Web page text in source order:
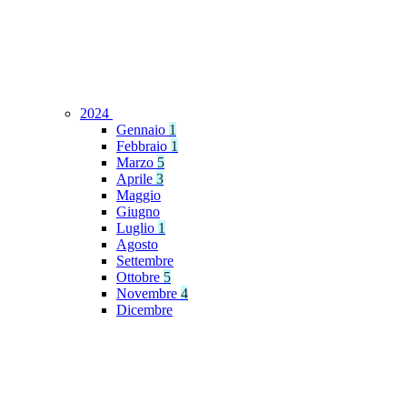
2024
Gennaio 1
Febbraio 1
Marzo 5
Aprile 3
Maggio
Giugno
Luglio 1
Agosto
Settembre
Ottobre 5
Novembre 4
Dicembre